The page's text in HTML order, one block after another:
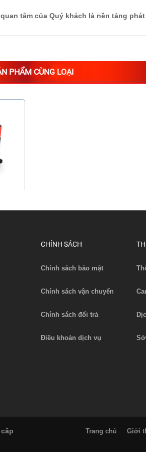
tâm của Quý khách là nền tảng
PHẨM CÙNG LOẠI
CHÍNH SÁCH
Chính sách bảo mật
Chính sách vận chuyển
Chính sách đổi trả
Điều khoản dịch vụ
Trang chủ Giới